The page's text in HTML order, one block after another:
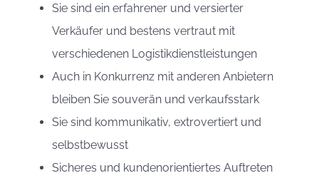
Sie sind ein erfahrener und versierter
Verkäufer und bestens vertraut mit
verschiedenen Logistikdienstleistungen
Auch in Konkurrenz mit anderen Anbietern
bleiben Sie souverän und verkaufsstark
Sie sind kommunikativ, extrovertiert und
selbstbewusst
Sicheres und kundenorientiertes Auftreten